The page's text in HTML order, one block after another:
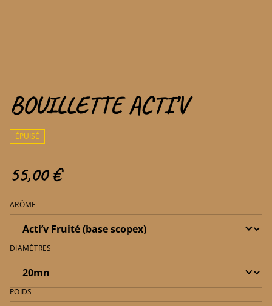
BOUILLETTE ACTI’V
ÉPUISÉ
55,00 €
ARÔME
DIAMÈTRES
POIDS